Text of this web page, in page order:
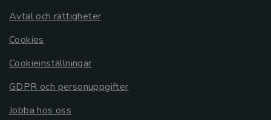
Avtal och rättigheter
Cookies
Cookieinställningar
GDPR och personuppgifter
Jobba hos oss